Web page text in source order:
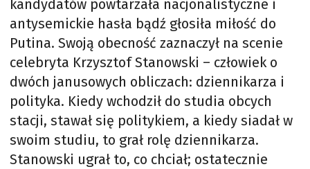
kandydatów powtarzała nacjonalistyczne i
antysemickie hasła bądź głosiła miłość do
Putina. Swoją obecność zaznaczył na scenie
celebryta Krzysztof Stanowski – człowiek o
dwóch janusowych obliczach: dziennikarza i
polityka. Kiedy wchodził do studia obcych
stacji, stawał się politykiem, a kiedy siadał w
swoim studiu, to grał rolę dziennikarza.
Stanowski ugrał to, co chciał; ostatecznie